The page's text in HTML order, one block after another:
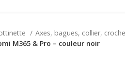
Axes, bagues, collier,
M365 & Pro – couleur noir